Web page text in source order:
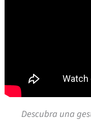
Descubra una